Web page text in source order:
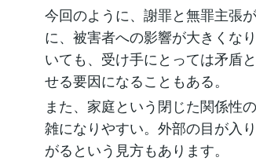
今回のように、謝罪と無罪主張
に、被害者への影響が大きくな
いても、受け手にとっては矛盾
せる要因になることもある。
また、家庭という閉じた関係性
雑になりやすい。外部の目が入
がるという見方もあります。